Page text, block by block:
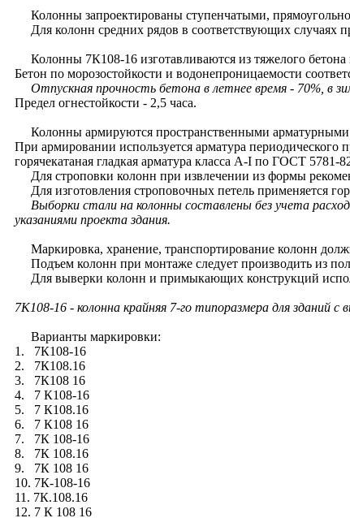
Колонны запроектированы ступенчатыми,
Для колонн средних рядов в соответствующих случаях
Колонны 7К108-16 изготавливаются из тяжелого бетона
Бетон по морозостойкости и водонепроницаемости
Отпускная прочность бетона в летнее время - 70%, в
Предел огнестойкости - 2,5 часа.
Колонны армируются пространственными арматурными
При армировании используется арматура
горячекатаная гладкая арматура класса A-I по ГОСТ 5781-
Для строповки колонн при извлечении из формы
Для изготовления строповочных петель применяется
Выборки стали на колонны составлены без учета
указаниями проекта здания.
Маркировка, хранение, транспортирование колонн
Подъем колонн при монтаже следует производить из
Для выверки колонн и примыкающих конструкций
7К108-16 - колонна крайняя 7-го типоразмера для зданий
Варианты маркировки:
1. 7К108-16
2. 7К108.16
3. 7К108 16
4. 7 К108-16
5. 7 К108.16
6. 7 К108 16
7. 7К 108-16
8. 7К 108.16
9. 7К 108 16
10. 7К-108-16
11. 7К.108.16
12. 7 К 108 16